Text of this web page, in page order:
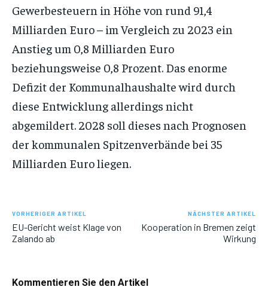
Gewerbesteuern in Höhe von rund 91,4
Milliarden Euro – im Vergleich zu 2023 ein
Anstieg um 0,8 Milliarden Euro
beziehungsweise 0,8 Prozent. Das enorme
Defizit der Kommunalhaushalte wird durch
diese Entwicklung allerdings nicht
abgemildert. 2028 soll dieses nach Prognosen
der kommunalen Spitzenverbände bei 35
Milliarden Euro liegen.
VORHERIGER ARTIKEL
EU-Gericht weist Klage von
Zalando ab
NÄCHSTER ARTIKEL
Kooperation in Bremen zeigt
Wirkung
Kommentieren Sie den Artikel